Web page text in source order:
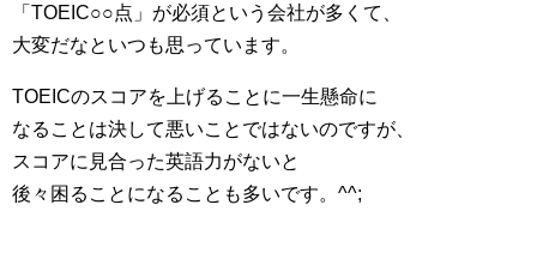
「TOEIC○○点」が必須という会社が多くて、
大変だなといつも思っています。
TOEICのスコアを上げることに一生懸命に
なることは決して悪いことではないのですが、
スコアに見合った英語力がないと
後々困ることになることも多いです。^^;